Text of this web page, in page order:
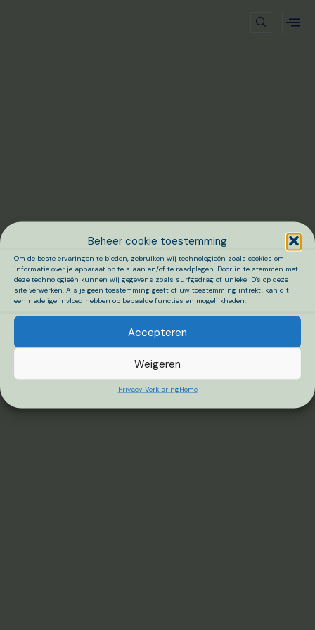
Beheer cookie toestemming
Om de beste ervaringen te bieden, gebruiken wij technologieën zoals cookies om
informatie over je apparaat op te slaan en/of te raadplegen. Door in te stemmen met
deze technologieën kunnen wij gegevens zoals surfgedrag of unieke ID's op deze
site verwerken. Als je geen toestemming geeft of uw toestemming intrekt, kan dit
een nadelige invloed hebben op bepaalde functies en mogelijkheden.
Accepteren
Weigeren
Privacy VerklaringHome